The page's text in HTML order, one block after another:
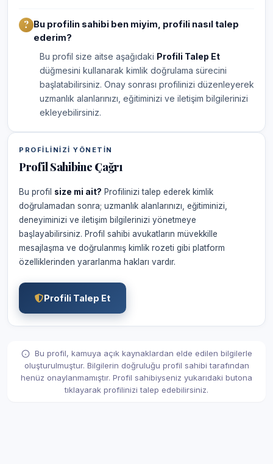
Bu profilin sahibi ben miyim, profili nasıl talep
ederim?
Bu profil size aitse aşağıdaki Profili Talep Et
düğmesini kullanarak kimlik doğrulama sürecini
başlatabilirsiniz. Onay sonrası profilinizi düzenleyerek
uzmanlık alanlarınızı, eğitiminizi ve iletişim bilgilerinizi
ekleyebilirsiniz.
PROFILINIZI YÖNETIN
Profil Sahibine Çağrı
Bu profil size mi ait? Profilinizi talep ederek kimlik
doğrulamadan sonra; uzmanlık alanlarınızı, eğitiminizi,
deneyiminizi ve iletişim bilgilerinizi yönetmeye
başlayabilirsiniz. Profil sahibi avukatların müvekkille
mesajlaşma ve doğrulanmış kimlik rozeti gibi platform
özelliklerinden yararlanma hakları vardır.
Profili Talep Et
Bu profil, kamuya açık kaynaklardan elde edilen bilgilerle
oluşturulmuştur. Bilgilerin doğruluğu profil sahibi tarafından
henüz onaylanmamıştır. Profil sahibiyseniz yukarıdaki butona
tıklayarak profilinizi talep edebilirsiniz.